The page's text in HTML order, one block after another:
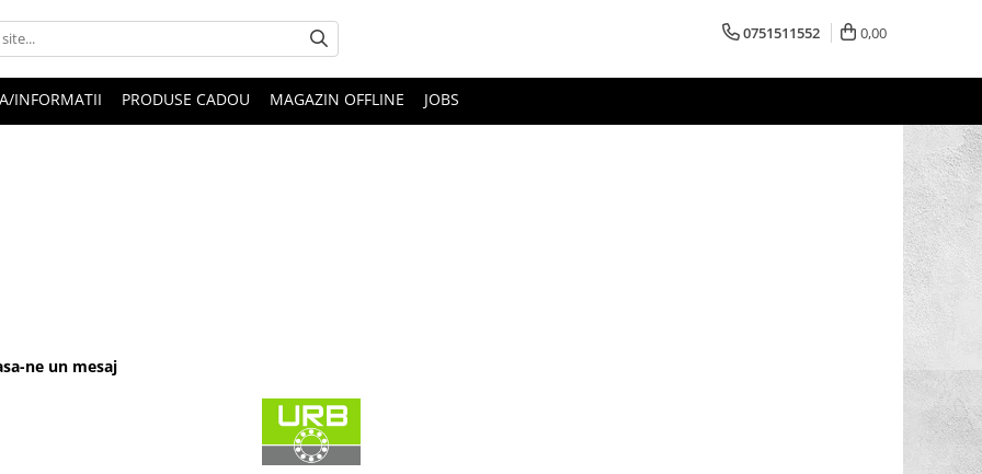
0751511552 0,00
INFORMATII PRODUSE CADOU MAGAZIN OFFLINE JOBS
ne un mesaj